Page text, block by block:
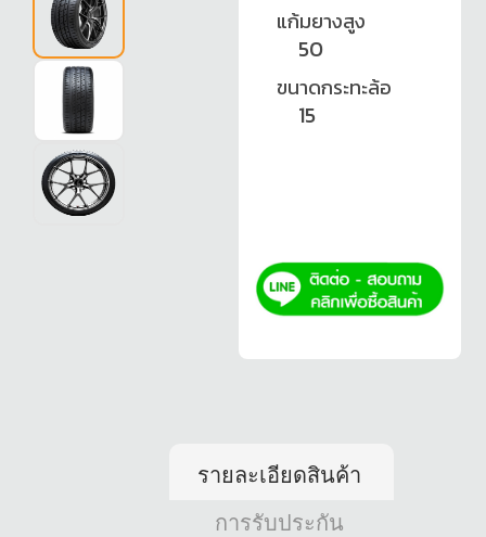
แก้มยางสูง
50
ขนาดกระทะล้อ
15
รายละเอียดสินค้า
การรับประกัน